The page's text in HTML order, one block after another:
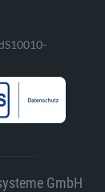
GmbH